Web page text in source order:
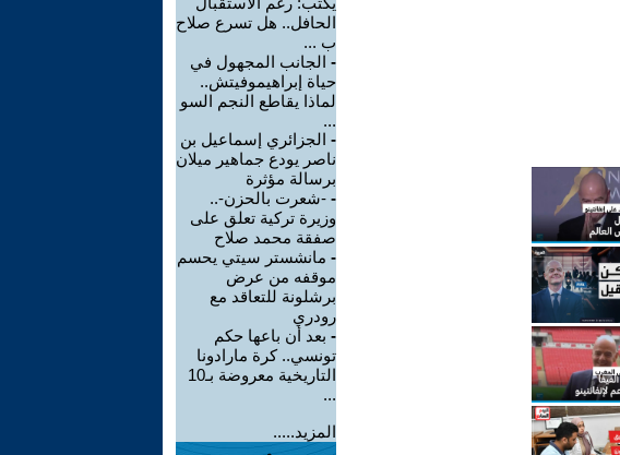
الحافل.. هل تسرع صلاح
ب ...
- الجانب المجهول في
حياة إبراهيموفيتش..
لماذا يقاطع النجم السو
...
- الجزائري إسماعيل بن
ناصر يودع جماهير ميلان
برسالة مؤثرة
- -شعرت بالحزن-..
وزيرة تركية تعلق على
صفقة محمد صلاح
- مانشستر سيتي يحسم
موقفه من عرض
برشلونة للتعاقد مع
رودري
- بعد أن باعها حكم
تونسي.. كرة مارادونا
التاريخية معروضة بـ10
...
المزيد.....